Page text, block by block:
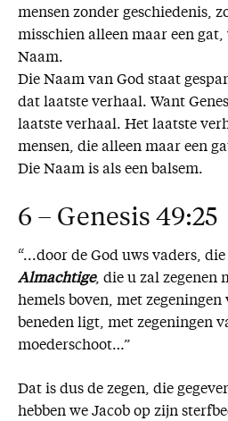
mensen zonder geschiedenis,
misschien alleen maar een
Naam.
Die Naam van God staat
dat laatste verhaal. Want
laatste verhaal. Het laatste
mensen, die alleen maar een
Die Naam is als een balsem.
6 – Genesis 49:25
“...door de God uws vaders,
Almachtige, die u zal zegenen
hemels boven, met
beneden ligt, met zegeningen
moederschoot…”
Dat is dus de zegen, die
hebben we Jacob op zijn